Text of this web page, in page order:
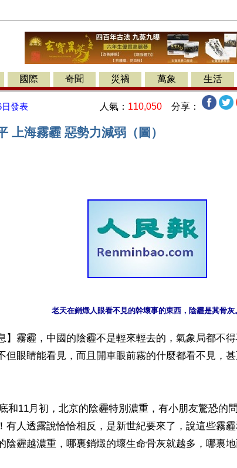
國際 奇聞 災禍 萬象 生活
發表 人氣： 110,050 分享：
上海霧霾 惡勢力減弱（圖）
老天在銷燬人眼看不見的幹壞事的東西，陰霾是其骨灰
】霧霾，中國的陰霾不是輕來輕去的，氣象局都不
但眼睛能看見，而且開車眼前霧的什麼都看不見，
和11月初，北京的陰霾特別濃重，有小朋友驚恐的
有人透露說恰恰相反，是新世紀要來了，說這些霧
陰霾越濃重，哪裏銷燬的壞生命骨灰就越多，哪裏